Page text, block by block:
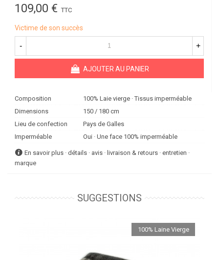
109,00 € TTC
Victime de son succès
- +
AJOUTER AU PANIER
Composition
100% Laie vierge · Tissus imperméable
Dimensions
150 / 180 cm
Lieu de confection
Pays de Galles
Imperméable
Oui · Une face 100% imperméable
En savoir plus · détails · avis · livraison & retours · entretien ·
marque
SUGGESTIONS
100% Laine Vierge